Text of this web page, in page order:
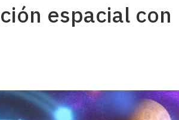
espacial con